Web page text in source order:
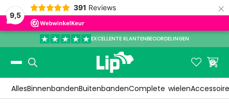
9,5
391 Reviews ×
EXCELLENTE KLANTENBEOORDELINGEN
Slide 3 of 3.
 
0
AllesBinnenbandenBuitenbandenComplete wielen